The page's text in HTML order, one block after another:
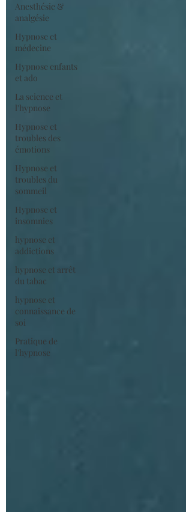
Anesthésie &
analgésie
Hypnose et
médecine
Hypnose enfants
et ado
La science et
l'hypnose
Hypnose et
troubles des
émotions
Hypnose et
troubles du
sommeil
Hypnose et
insomnies
hypnose et
addictions
hypnose et arrêt
du tabac
hypnose et
connaissance de
soi
Pratique de
l'hypnose